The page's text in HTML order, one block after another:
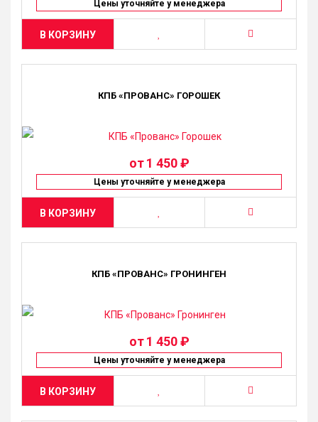
Цены уточняйте у менеджера
В КОРЗИНУ
КПБ «ПРОВАНС» ГОРОШЕК
от 1 450 ₽
Цены уточняйте у менеджера
В КОРЗИНУ
КПБ «ПРОВАНС» ГРОНИНГЕН
от 1 450 ₽
Цены уточняйте у менеджера
В КОРЗИНУ